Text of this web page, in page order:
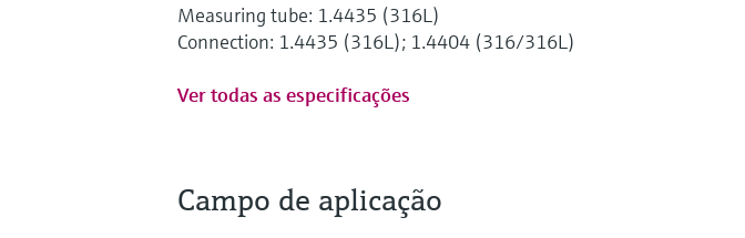
Measuring tube: 1.4435 (316L)
Connection: 1.4435 (316L); 1.4404 (316/316L)
Ver todas as especificações
Campo de aplicação